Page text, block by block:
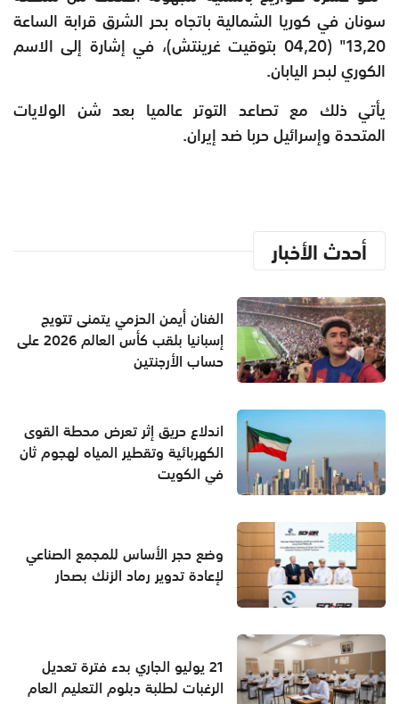
سونان في كوريا الشمالية باتجاه بحر الشرق قرابة الساعة
13,20" (04,20 بتوقيت غرينتش)، في إشارة إلى الاسم
الكوري لبحر اليابان.
يأتي ذلك مع تصاعد التوتر عالميا بعد شن الولايات
المتحدة وإسرائيل حربا ضد إيران.
أحدث الأخبار
الفنان أيمن الحزمي يتمنى تتويج
إسبانيا بلقب كأس العالم 2026 على
حساب الأرجنتين
اندلاع حريق إثر تعرض محطة القوى
الكهربائية وتقطير المياه لهجوم ثان
في الكويت
وضع حجر الأساس للمجمع الصناعي
لإعادة تدوير رماد الزنك بصحار
21 يوليو الجاري بدء فترة تعديل
الرغبات لطلبة دبلوم التعليم العام